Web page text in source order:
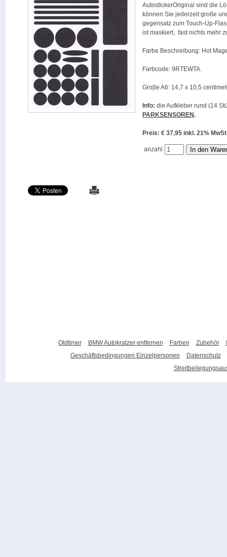
AutostickerOriginal sind die
können Sie jederzeit große
gegensatz zum Touch-Up-
ist maskiert, fast nichts mehr
Farbe Beschreibung: Hot
Farbcode: 9RTEWTA.
Groβe A6: 14,7 x 10,5
Info: die Aufkleber rund (14
PARKSENSOREN.
Preis: € 37,95 inkl. 21%
anzahl
Oldtimer BMW Autokratzer entfernen Farben Zubehör
Geschäftsbedingungen Einzelpersonen
Datenschutz